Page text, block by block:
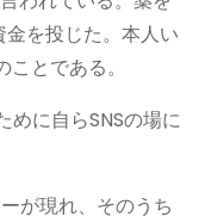
を投じた。本人い
とである。
めに自らSNSの場に
が現れ、そのうち